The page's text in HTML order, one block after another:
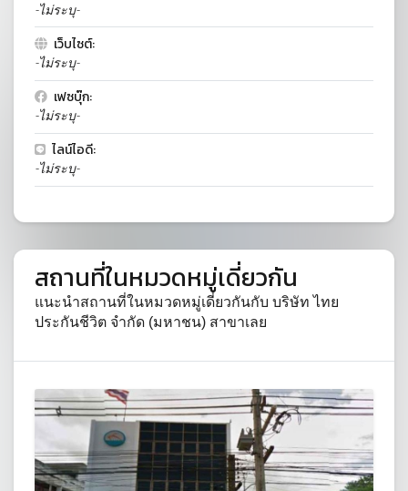
-ไม่ระบุ-
เว็บไซต์:
-ไม่ระบุ-
เฟซบุ๊ก:
-ไม่ระบุ-
ไลน์ไอดี:
-ไม่ระบุ-
สถานที่ในหมวดหมู่เดี่ยวกัน
แนะนำสถานที่ในหมวดหมู่เดี่ยวกันกับ บริษัท ไทย
ประกันชีวิต จำกัด (มหาชน) สาขาเลย